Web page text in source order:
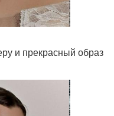
и прекрасный образ